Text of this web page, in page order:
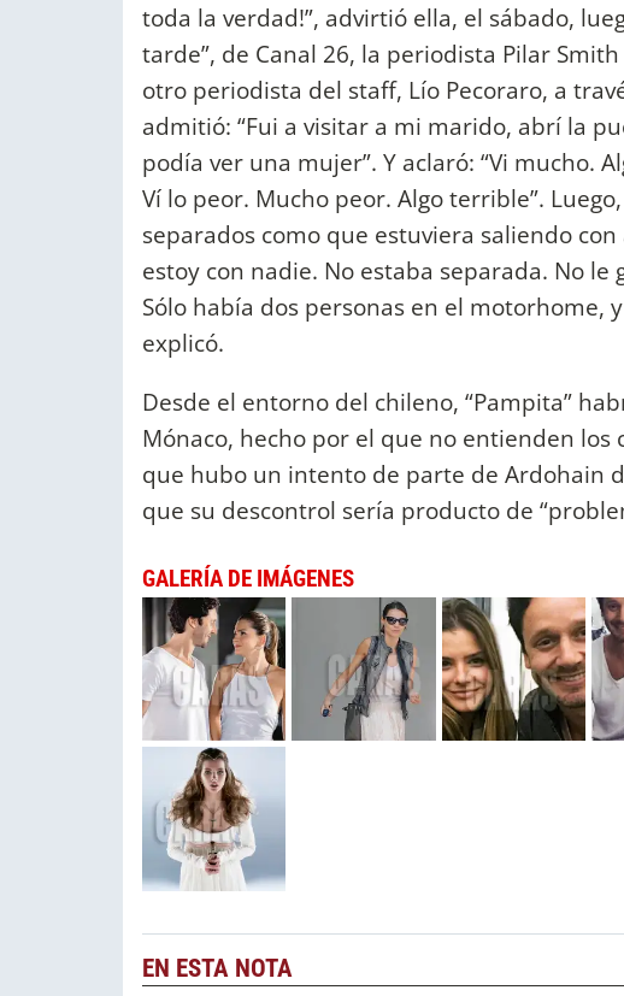
toda la verdad!”, advirtió ella, el sábado,
tarde”, de Canal 26, la periodista Pilar
otro periodista del staff, Lío Pecoraro, a
admitió: “Fui a visitar a mi marido, abrí la
podía ver una mujer”. Y aclaró: “Vi mucho.
Ví lo peor. Mucho peor. Algo terrible”.
separados como que estuviera saliendo
estoy con nadie. No estaba separada. No
Sólo había dos personas en el motorhome,
explicó.
Desde el entorno del chileno, “Pampita”
Mónaco, hecho por el que no entienden los
que hubo un intento de parte de Ardohain
que su descontrol sería producto de
GALERÍA DE IMÁGENES
EN ESTA NOTA